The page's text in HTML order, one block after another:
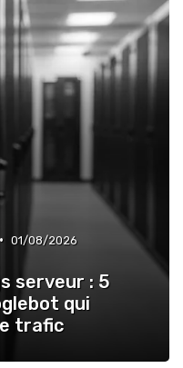
• 01/08/2026
serveur : 5
qui
trafic